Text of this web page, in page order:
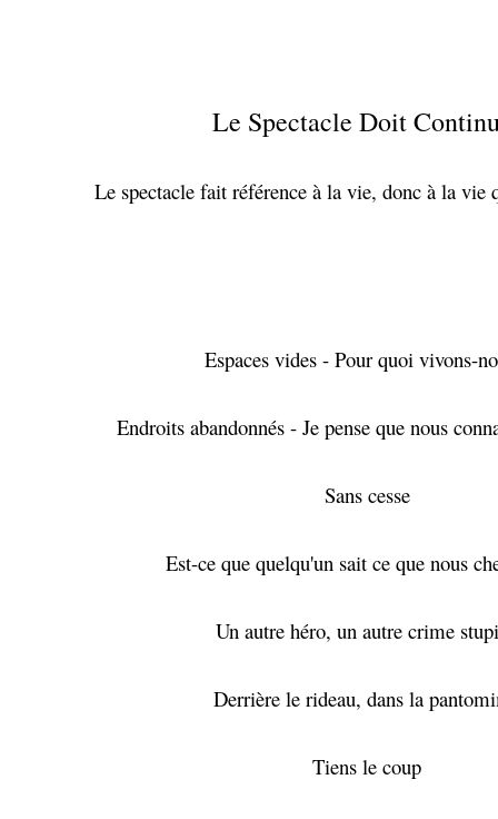
Le Spectacle Doit
Le spectacle fait référence à la vie, donc à la vie
Espaces vides - Pour quoi vivons-
Endroits abandonnés - Je pense que nous
Sans cesse
Est-ce que quelqu'un sait ce que nous
Un autre héro, un autre crime
Derrière le rideau, dans la
Tiens le coup